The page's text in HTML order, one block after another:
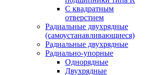
С квадратным
отверстием
Радиальные двухрядные
(самоустанавливающиеся)
Радиальные двухрядные
Радиально-упорные
Однорядные
Двухрядные